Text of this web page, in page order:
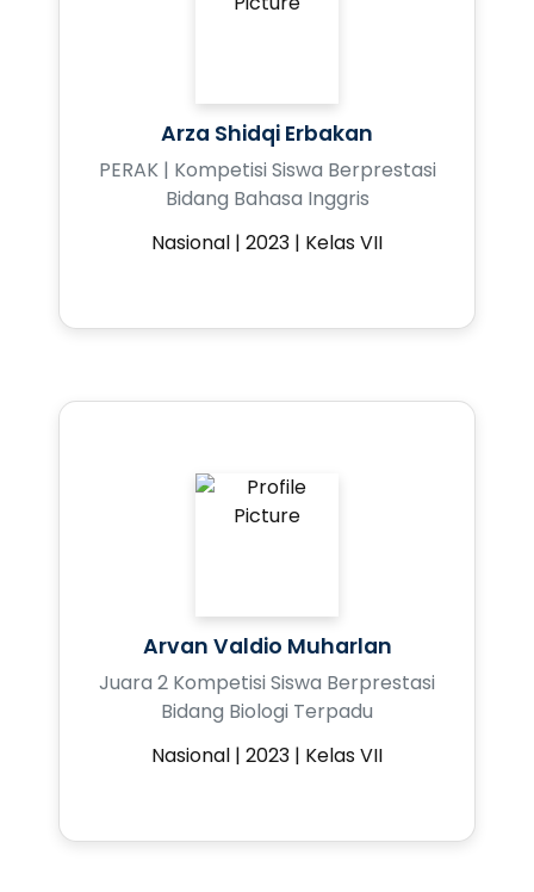
Arza Shidqi Erbakan
PERAK | Kompetisi Siswa Berprestasi
Bidang Bahasa Inggris
Nasional | 2023 | Kelas VII
Arvan Valdio Muharlan
Juara 2 Kompetisi Siswa Berprestasi
Bidang Biologi Terpadu
Nasional | 2023 | Kelas VII